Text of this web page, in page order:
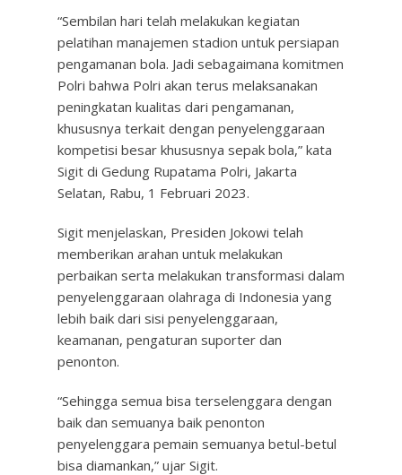
“Sembilan hari telah melakukan kegiatan
pelatihan manajemen stadion untuk persiapan
pengamanan bola. Jadi sebagaimana komitmen
Polri bahwa Polri akan terus melaksanakan
peningkatan kualitas dari pengamanan,
khususnya terkait dengan penyelenggaraan
kompetisi besar khususnya sepak bola,” kata
Sigit di Gedung Rupatama Polri, Jakarta
Selatan, Rabu, 1 Februari 2023.
Sigit menjelaskan, Presiden Jokowi telah
memberikan arahan untuk melakukan
perbaikan serta melakukan transformasi dalam
penyelenggaraan olahraga di Indonesia yang
lebih baik dari sisi penyelenggaraan,
keamanan, pengaturan suporter dan
penonton.
“Sehingga semua bisa terselenggara dengan
baik dan semuanya baik penonton
penyelenggara pemain semuanya betul-betul
bisa diamankan,” ujar Sigit.